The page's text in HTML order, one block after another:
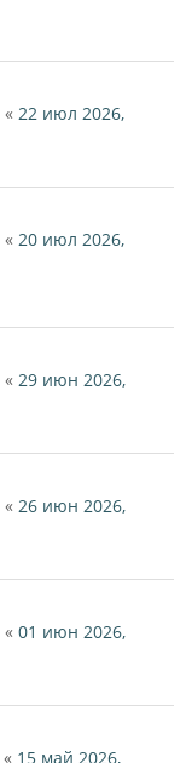
« 22 июл 2026,
« 20 июл 2026,
« 29 июн 2026,
« 26 июн 2026,
« 01 июн 2026,
« 15 май 2026,